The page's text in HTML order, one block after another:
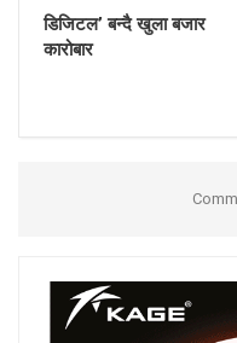
डिजिटल’ बन्दै खुला बजार
कारोबार